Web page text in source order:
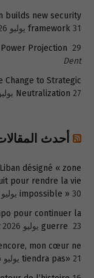
builds new security
framework 31 يوليو 2026
Projection 29 يوليو 2026
Dent
Change to Strategic
Neutralization 27 يوليو 2026
أحدث
désigné « zone
pour rendre la vie
impossible » 30 يوليو 2026
pour continuer la
guerre 23 يوليو 2026
mon cœur ne
tiendra pas» 21 يوليو 2026